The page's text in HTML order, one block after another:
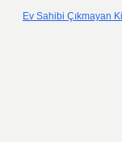
Ev Sahibi Çıkmayan